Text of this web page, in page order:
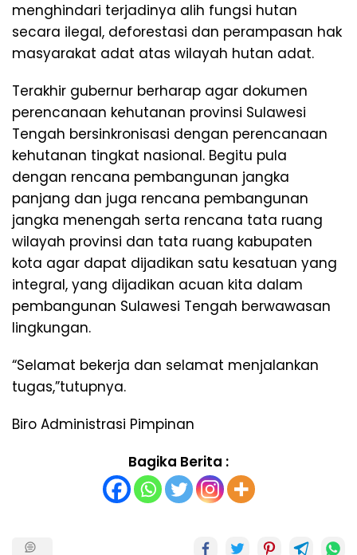
menghindari terjadinya alih fungsi hutan
secara ilegal, deforestasi dan perampasan hak
masyarakat adat atas wilayah hutan adat.
Terakhir gubernur berharap agar dokumen
perencanaan kehutanan provinsi Sulawesi
Tengah bersinkronisasi dengan perencanaan
kehutanan tingkat nasional. Begitu pula
dengan rencana pembangunan jangka
panjang dan juga rencana pembangunan
jangka menengah serta rencana tata ruang
wilayah provinsi dan tata ruang kabupaten
kota agar dapat dijadikan satu kesatuan yang
integral, yang dijadikan acuan kita dalam
pembangunan Sulawesi Tengah berwawasan
lingkungan.
“Selamat bekerja dan selamat menjalankan
tugas,”tutupnya.
Biro Administrasi Pimpinan
Bagika Berita :